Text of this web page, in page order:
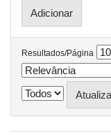
Resultados/Página